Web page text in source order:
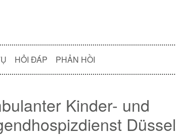
HỎI ĐÁP PHẢN HỒI
Kinder- und